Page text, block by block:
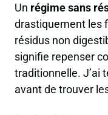
Un régime sans
drastiquement les
résidus non
signifie repenser
traditionnelle. J’ai
avant de trouver